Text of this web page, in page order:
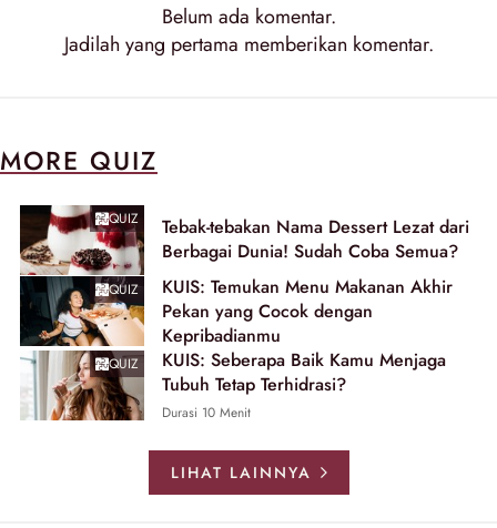
Belum ada komentar.
Jadilah yang pertama memberikan komentar.
MORE QUIZ
QUIZ
Tebak-tebakan Nama Dessert Lezat dari
Berbagai Dunia! Sudah Coba Semua?
QUIZ
KUIS: Temukan Menu Makanan Akhir
Pekan yang Cocok dengan
Kepribadianmu
QUIZ
KUIS: Seberapa Baik Kamu Menjaga
Tubuh Tetap Terhidrasi?
Durasi 10 Menit
LIHAT LAINNYA